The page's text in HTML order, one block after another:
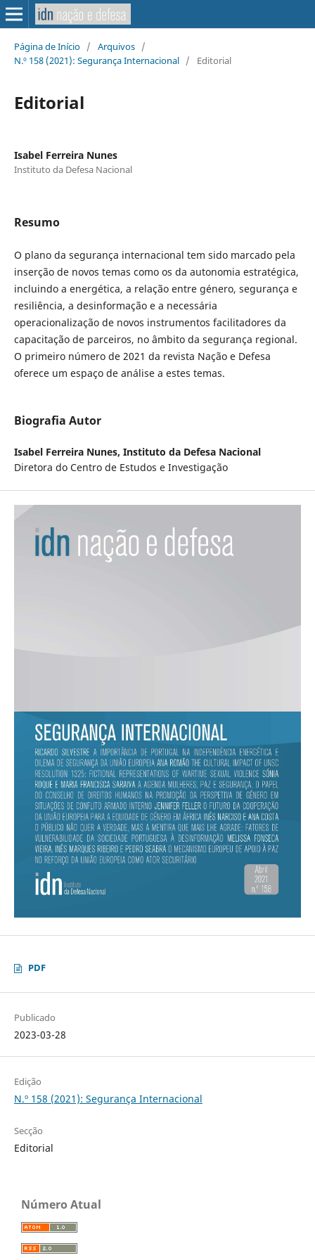
Página de Início / Arquivos /
N.º 158 (2021): Segurança Internacional / Editorial
Editorial
Isabel Ferreira Nunes
Instituto da Defesa Nacional
Resumo
O plano da segurança internacional tem sido marcado pela
inserção de novos temas como os da autonomia estratégica,
incluindo a energética, a relação entre género, segurança e
resiliência, a desinformação e a necessária
operacionalização de novos instrumentos facilitadores da
capacitação de parceiros, no âmbito da segurança regional.
O primeiro número de 2021 da revista Nação e Defesa
oferece um espaço de análise a estes temas.
Biografia Autor
Isabel Ferreira Nunes, Instituto da Defesa Nacional
Diretora do Centro de Estudos e Investigação
PDF
Publicado
2023-03-28
Edição
N.º 158 (2021): Segurança Internacional
Secção
Editorial
Número Atual